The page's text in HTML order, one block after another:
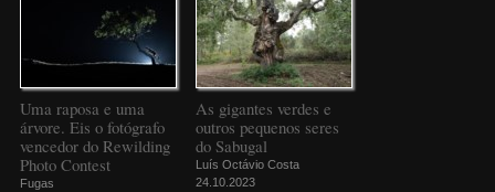
Uma raposa e uma
árvore. Eis o fotógrafo
vencedor do Rewilding
Photo Contest
Fugas
As gigantes verdes e
outros pequenos seres
do Sabugal
Luís Octávio Costa
24.10.2023